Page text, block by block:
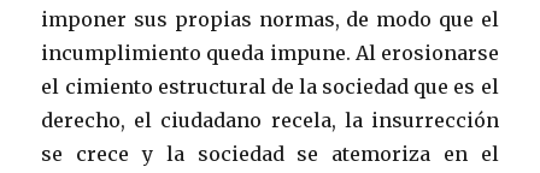
imponer sus propias normas, de modo que el
incumplimiento queda impune. Al erosionarse
el cimiento estructural de la sociedad que es el
derecho, el ciudadano recela, la insurrección
se crece y la sociedad se atemoriza en el